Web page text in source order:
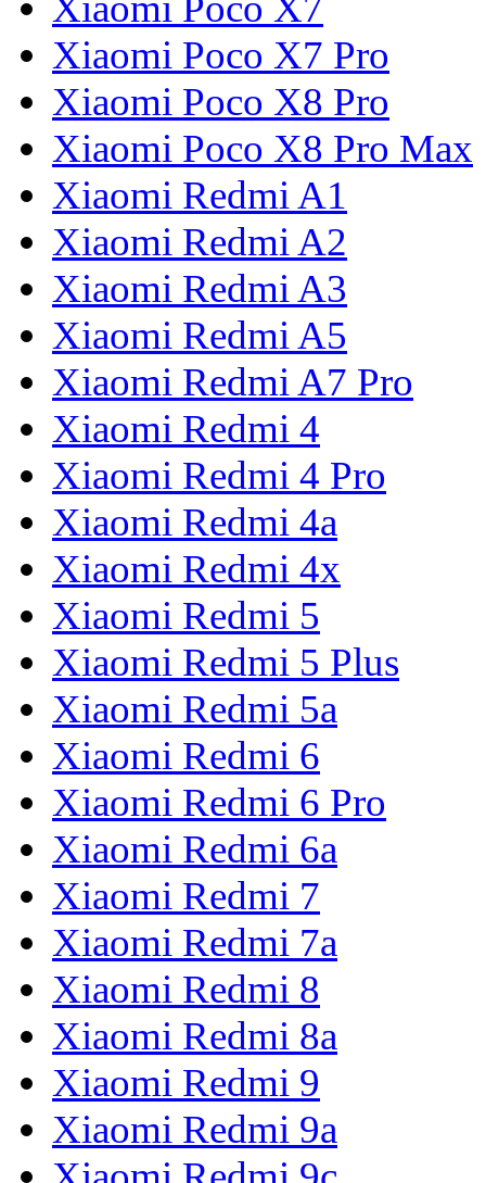
Xiaomi Poco X7 Pro
Xiaomi Poco X8 Pro
Xiaomi Poco X8 Pro Max
Xiaomi Redmi A1
Xiaomi Redmi A2
Xiaomi Redmi A3
Xiaomi Redmi A5
Xiaomi Redmi A7 Pro
Xiaomi Redmi 4
Xiaomi Redmi 4 Pro
Xiaomi Redmi 4a
Xiaomi Redmi 4x
Xiaomi Redmi 5
Xiaomi Redmi 5 Plus
Xiaomi Redmi 5a
Xiaomi Redmi 6
Xiaomi Redmi 6 Pro
Xiaomi Redmi 6a
Xiaomi Redmi 7
Xiaomi Redmi 7a
Xiaomi Redmi 8
Xiaomi Redmi 8a
Xiaomi Redmi 9
Xiaomi Redmi 9a